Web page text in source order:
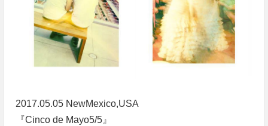
2017.05.05 NewMexico,USA
『Cinco de Mayo5/5』